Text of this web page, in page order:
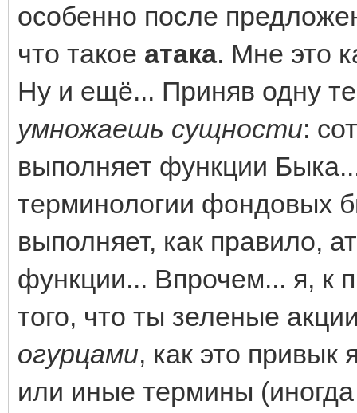
особенно после
что такое атака. Мне это
Ну и ещё... Приняв одну
умножаешь сущности:
выполняет функции
терминологии фондовых
выполняет, как правило,
функции... Впрочем... я, к
того, что ты зеленые
огурцами, как это привык
или иные термины